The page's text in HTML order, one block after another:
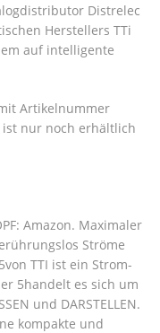
Distrelec
Herstellers TTi
auf intelligente
Artikelnummer
nur noch erhältlich
Amazon. Maximaler
Ströme
TTI ist ein Strom-
5handelt es sich um
und DARSTELLEN.
kompakte und